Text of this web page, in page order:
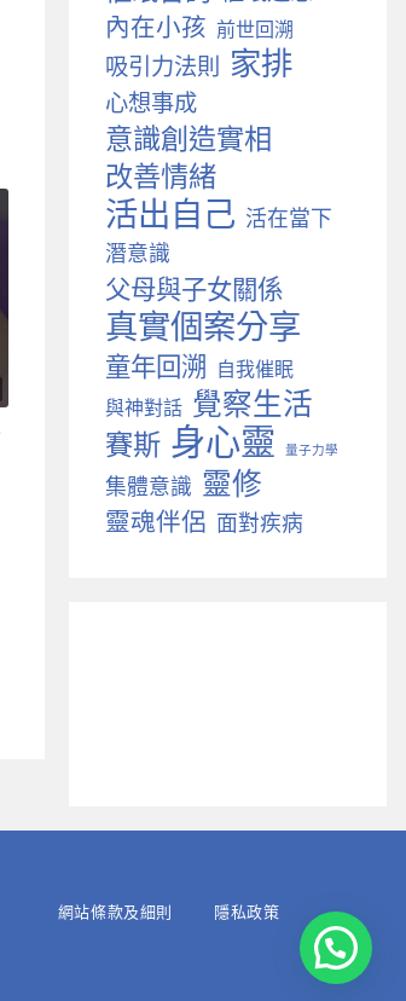
內在小孩 前世回溯
吸引力法則 家排
心想事成
意識創造實相
改善情緒
活出自己 活在當下
潛意識
父母與子女關係
真實個案分享
童年回溯 自我催眠
與神對話 覺察生活
賽斯 身心靈 量子力學
集體意識 靈修
靈魂伴侶 面對疾病
網站條款及細則 隱私政策